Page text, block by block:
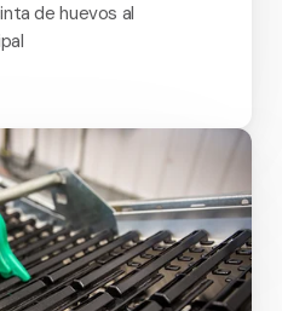
de huevos al